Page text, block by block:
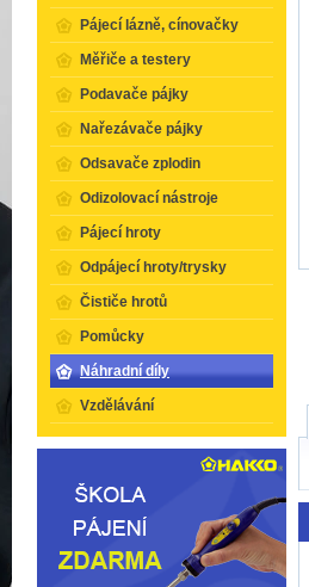
Pájecí lázně, cínovačky
Měřiče a testery
Podavače pájky
Nařezávače pájky
Odsavače zplodin
Odizolovací nástroje
Pájecí hroty
Odpájecí hroty/trysky
Čističe hrotů
Pomůcky
Náhradní díly
Vzdělávání